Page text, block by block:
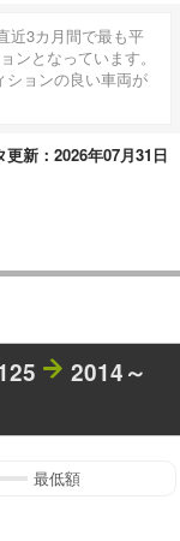
近3カ月間で最も平
ンとなっています。
ションの良い車両が
更新：2026年07月31日
2014～
最低額